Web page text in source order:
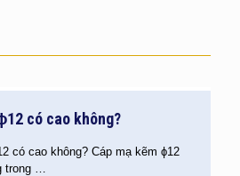
có cao không?
có cao không? Cáp mạ kẽm ϕ12
trong …